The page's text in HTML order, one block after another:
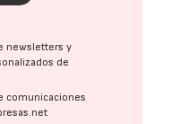
newsletters y
de
comunicaciones